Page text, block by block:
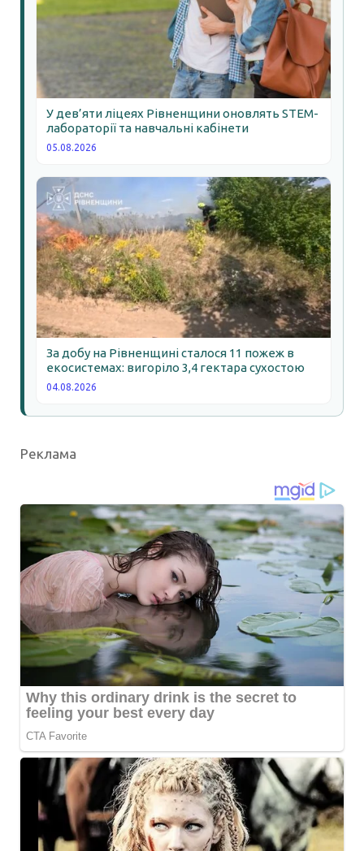
У дев’яти ліцеях Рівненщини оновлять STEM-
лабораторії та навчальні кабінети
05.08.2026
За добу на Рівненщині сталося 11 пожеж в
екосистемах: вигоріло 3,4 гектара сухостою
04.08.2026
Реклама